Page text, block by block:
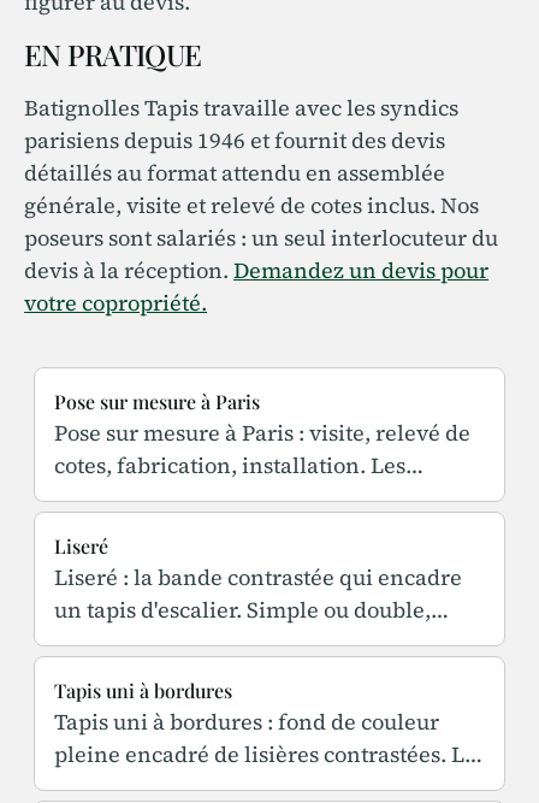
EN PRATIQUE
Batignolles Tapis travaille avec les syndics
parisiens depuis 1946 et fournit des devis
détaillés au format attendu en assemblée
générale, visite et relevé de cotes inclus. Nos
poseurs sont salariés : un seul interlocuteur du
devis à la réception. Demandez un devis pour
votre copropriété.
Pose sur mesure à Paris
Pose sur mesure à Paris : visite, relevé de
cotes, fabrication, installation. Les
contraintes propres aux escaliers et
appartements parisiens.
Liseré
Liseré : la bande contrastée qui encadre
un tapis d'escalier. Simple ou double,
largeur, accord avec les tringles et les
ferronneries.
Tapis uni à bordures
Tapis uni à bordures : fond de couleur
pleine encadré de lisières contrastées. Le
motif intemporel de l'escalier parisien,